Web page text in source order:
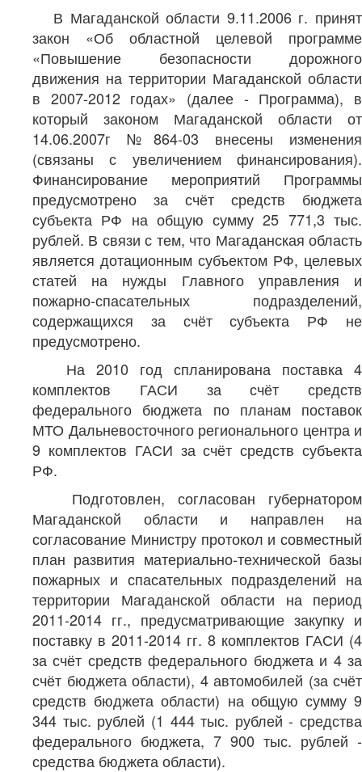
В Магаданской области 9.11.2006 г. принят
закон «Об областной целевой программе
«Повышение безопасности дорожного
движения на территории Магаданской области
в 2007-2012 годах» (далее - Программа), в
который законом Магаданской области от
14.06.2007г №864-03 внесены изменения
(связаны с увеличением финансирования).
Финансирование мероприятий Программы
предусмотрено за счёт средств бюджета
субъекта РФ на общую сумму 25 771,3 тыс.
рублей. В связи с тем, что Магаданская область
является дотационным субъектом РФ, целевых
статей на нужды Главного управления и
пожарно-спасательных подразделений,
содержащихся за счёт субъекта РФ не
предусмотрено.
На 2010 год спланирована поставка 4
комплектов ГАСИ за счёт средств
федерального бюджета по планам поставок
МТО Дальневосточного регионального центра и
9 комплектов ГАСИ за счёт средств субъекта
РФ.
Подготовлен, согласован губернатором
Магаданской области и направлен на
согласование Министру протокол и совместный
план развития материально-технической базы
пожарных и спасательных подразделений на
территории Магаданской области на период
2011-2014 гг., предусматривающие закупку и
поставку в 2011-2014 гг. 8 комплектов ГАСИ (4
за счёт средств федерального бюджета и 4 за
счёт бюджета области), 4 автомобилей (за счёт
средств бюджета области) на общую сумму 9
344 тыс. рублей (1 444 тыс. рублей - средства
федерального бюджета, 7 900 тыс. рублей -
средства бюджета области).